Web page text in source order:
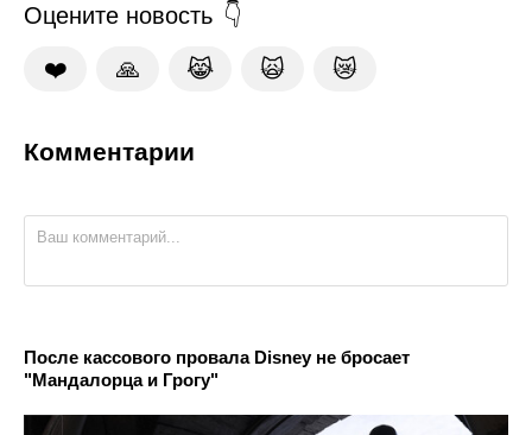
Оцените новость
❤️ 🙏 😹 🙀 😿
Комментарии
После кассового провала Disney не бросает
"Мандалорца и Грогу"